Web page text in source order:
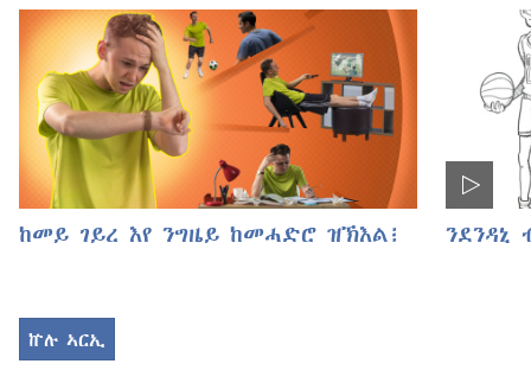
ከመይ ገይረ እየ ንግዜይ ከመሓድሮ ዝኽእል፧ ንደንዳኒ
ኵሉ ኣርኢ